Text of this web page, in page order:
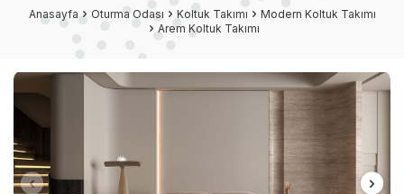
Anasayfa Oturma Odası Koltuk Takımı
Modern Koltuk Takımı
Arem Koltuk Takımı